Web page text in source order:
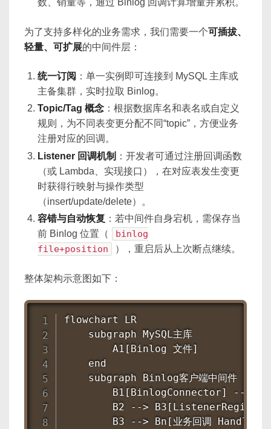
为了支持多样化的业务需求，我们需要一个可插拔、
轻量、可扩展的中间件层：
统一订阅 ：单一实例即可连接到 MySQL 主库或
主备集群，实时拉取 Binlog。
Topic/Tag 概念 ：根据数据库名和表名或自定义
规则，为不同表变更分配不同“topic”，方便业务
注册对应的回调。
Listener 回调机制 ：开发者可通过注册回调函数
（或 Lambda、实现接口），在对应表发生变更
时获得行映射与操作类型
（insert/update/delete）。
容错与自动恢复 ：若中间件自身宕机，需保存当
前 Binlog 位置（
binlog
file+position
），重启后从上次断点继续。
整体架构示意图如下：
flowchart LR
    subgraph MySQL主库
        A1[Binlog 文件]
    end
    subgraph Binlog客户端中间件
B1[BinlogConnector] -->
B2 -->
        B3 --> Bn[业务回调 Handler]